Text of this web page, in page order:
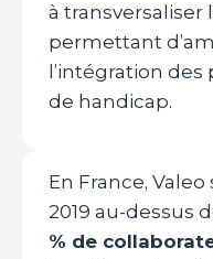
à transversaliser
permettant
l’intégration
de handicap.
En France,
2019 au-dessus
% de